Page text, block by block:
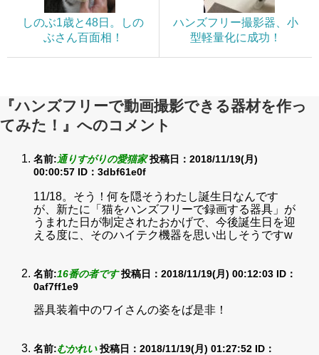
しのぶ1歳と48日。しの
ぶさん百面相！
ハンズフリー撮影器、小
型軽量化に成功！
『ハンズフリーで動画撮影できる器材を作っ
てみた！』へのコメント
名前:通りすがりの愛猫家 投稿日：2018/11/19(月)
00:00:57 ID：3dbf61e0f
11/18。そう！何を隠そうわたし誕生日なんです
が、新たに「猫をハンズフリーで録画する器具」が
うまれた日が制定されたおかげで、今後誕生日を迎
える度に、そのハイテク機器を思い出しそうですw
名前:16番の者です 投稿日：2018/11/19(月) 00:12:03 ID：
0af7ff1e9
器具装着中のワイさんの姿をば是非！
名前:むかれい 投稿日：2018/11/19(月) 01:27:52 ID：